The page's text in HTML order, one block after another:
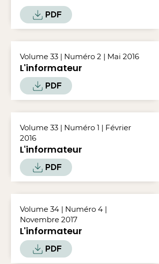
PDF
Volume 33 | Numéro 2 | Mai 2016
L'informateur
PDF
Volume 33 | Numéro 1 | Février
2016
L'informateur
PDF
Volume 34 | Numéro 4 |
Novembre 2017
L'informateur
PDF